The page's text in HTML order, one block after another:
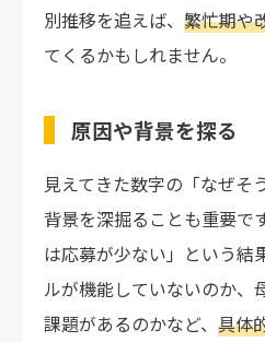
別推移を追えば、 繁忙期や
てくるかもしれません。
原因や背景を探る
見えてきた数字の「なぜそ
背景を深掘ることも重要で
は応募が少ない」という結
ルが機能していないのか、
課題があるのかなど、 具体